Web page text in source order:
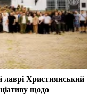
лаврі Християнський
щодо